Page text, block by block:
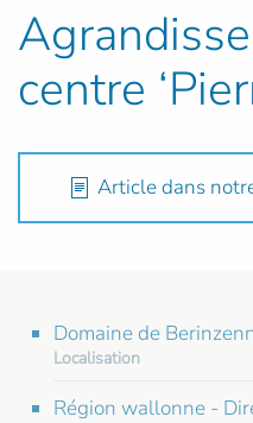
centre
Article dans
Domaine de
Localisation
Région wallonne -